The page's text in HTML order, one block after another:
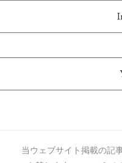
当ウェブサイト掲載の記